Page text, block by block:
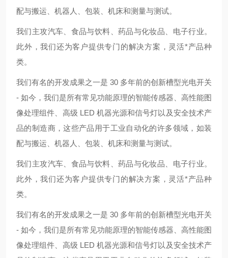
配与搬运、机器人、包装、机床和测量与测试。
我们主攻汽车、食品与饮料、药品与化妆品、电子行业。
此外，我们还为客户提供专门的解决方案，灵活*产品种
类。
我们有名的开发成果之一是 30 多年前的创新槽型光电开关
- 如今，我们是所有常见功能原理的智能传感器、高性能图
像处理组件、高级 LED 机器光源和信号灯以及安全技术产
品的制造商，这些产品用于工业自动化的许多领域，如装
配与搬运、机器人、包装、机床和测量与测试。
我们主攻汽车、食品与饮料、药品与化妆品、电子行业。
此外，我们还为客户提供专门的解决方案，灵活*产品种
类。
我们有名的开发成果之一是 30 多年前的创新槽型光电开关
- 如今，我们是所有常见功能原理的智能传感器、高性能图
像处理组件、高级 LED 机器光源和信号灯以及安全技术产